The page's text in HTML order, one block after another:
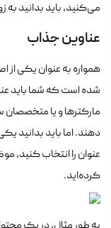
می‌کنید، باید بدانید
عناوین جذاب
همواره به عنوان یکی از
شده است که شما باید
مارکترها و یا متخصصان
دهند. اما باید بدانید
عنوان را انتخاب کنید،
کرده‌اید.